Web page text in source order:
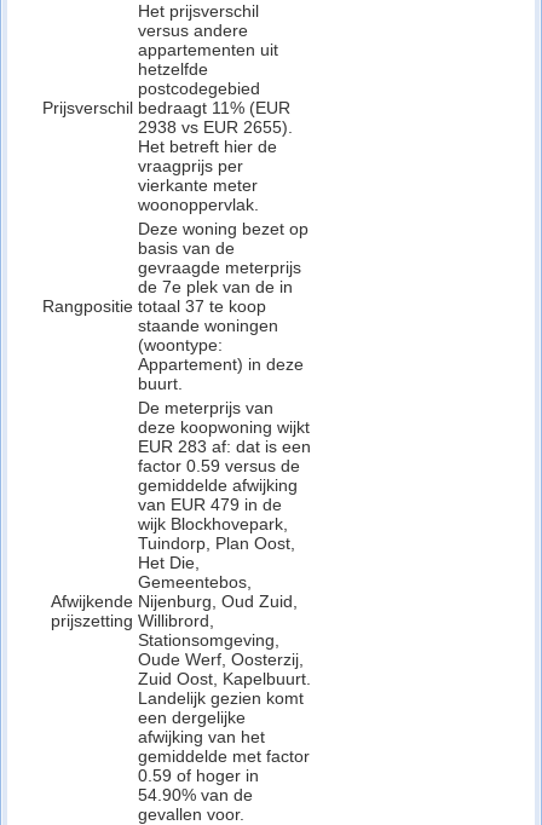
Prijsverschil
Het prijsverschil
versus andere
appartementen uit
hetzelfde
postcodegebied
bedraagt 11% (EUR
2938 vs EUR 2655).
Het betreft hier de
vraagprijs per
vierkante meter
woonoppervlak.
Rangpositie
Deze woning bezet op
basis van de
gevraagde meterprijs
de 7e plek van de in
totaal 37 te koop
staande woningen
(woontype:
Appartement) in deze
buurt.
Afwijkende
prijszetting
De meterprijs van
deze koopwoning wijkt
EUR 283 af: dat is een
factor 0.59 versus de
gemiddelde afwijking
van EUR 479 in de
wijk Blockhovepark,
Tuindorp, Plan Oost,
Het Die,
Gemeentebos,
Nijenburg, Oud Zuid,
Willibrord,
Stationsomgeving,
Oude Werf, Oosterzij,
Zuid Oost, Kapelbuurt.
Landelijk gezien komt
een dergelijke
afwijking van het
gemiddelde met factor
0.59 of hoger in
54.90% van de
gevallen voor.